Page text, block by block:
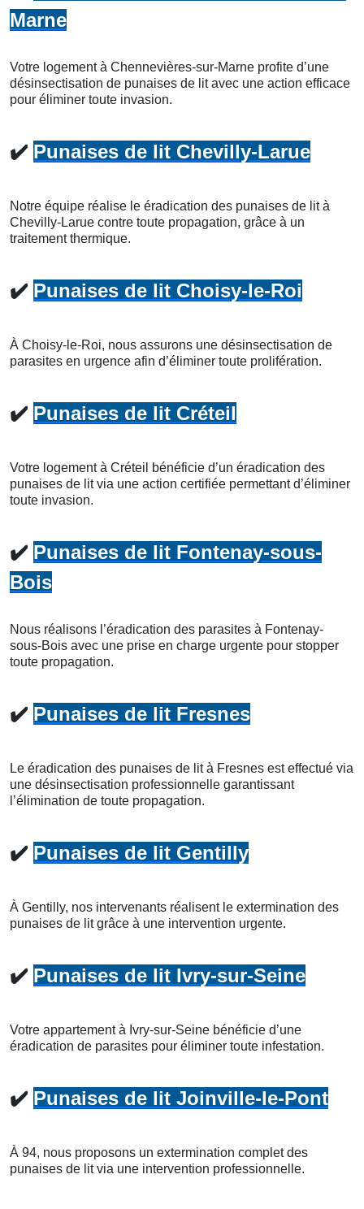
Marne
Votre logement à Chennevières-sur-Marne profite d’une
désinsectisation de punaises de lit avec une action efficace
pour éliminer toute invasion.
✔️ Punaises de lit Chevilly-Larue
Notre équipe réalise le éradication des punaises de lit à
Chevilly-Larue contre toute propagation, grâce à un
traitement thermique.
✔️ Punaises de lit Choisy-le-Roi
À Choisy-le-Roi, nous assurons une désinsectisation de
parasites en urgence afin d’éliminer toute prolifération.
✔️ Punaises de lit Créteil
Votre logement à Créteil bénéficie d’un éradication des
punaises de lit via une action certifiée permettant d’éliminer
toute invasion.
✔️ Punaises de lit Fontenay-sous-
Bois
Nous réalisons l’éradication des parasites à Fontenay-
sous-Bois avec une prise en charge urgente pour stopper
toute propagation.
✔️ Punaises de lit Fresnes
Le éradication des punaises de lit à Fresnes est effectué via
une désinsectisation professionnelle garantissant
l’élimination de toute propagation.
✔️ Punaises de lit Gentilly
À Gentilly, nos intervenants réalisent le extermination des
punaises de lit grâce à une intervention urgente.
✔️ Punaises de lit Ivry-sur-Seine
Votre appartement à Ivry-sur-Seine bénéficie d’une
éradication de parasites pour éliminer toute infestation.
✔️ Punaises de lit Joinville-le-Pont
À 94, nous proposons un extermination complet des
punaises de lit via une intervention professionnelle.